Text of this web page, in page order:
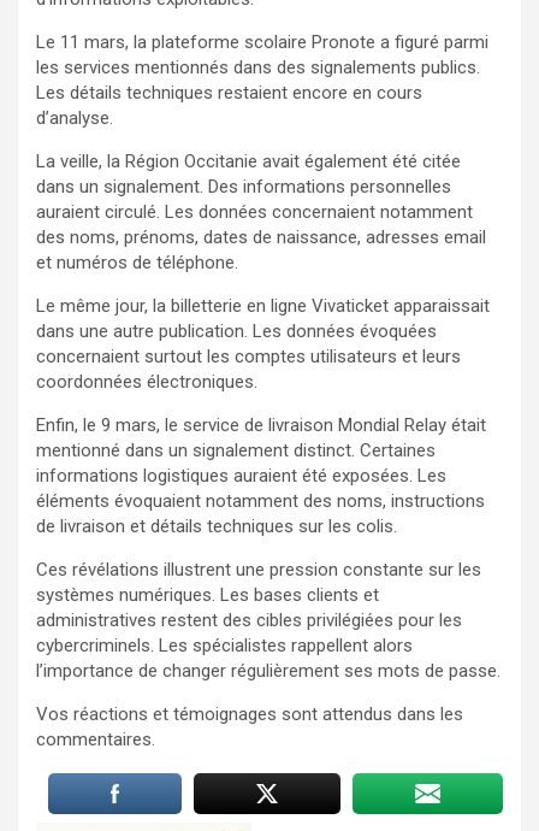
Le 11 mars, la plateforme scolaire Pronote a figuré parmi
les services mentionnés dans des signalements publics.
Les détails techniques restaient encore en cours
d’analyse.
La veille, la Région Occitanie avait également été citée
dans un signalement. Des informations personnelles
auraient circulé. Les données concernaient notamment
des noms, prénoms, dates de naissance, adresses email
et numéros de téléphone.
Le même jour, la billetterie en ligne Vivaticket apparaissait
dans une autre publication. Les données évoquées
concernaient surtout les comptes utilisateurs et leurs
coordonnées électroniques.
Enfin, le 9 mars, le service de livraison Mondial Relay était
mentionné dans un signalement distinct. Certaines
informations logistiques auraient été exposées. Les
éléments évoquaient notamment des noms, instructions
de livraison et détails techniques sur les colis.
Ces révélations illustrent une pression constante sur les
systèmes numériques. Les bases clients et
administratives restent des cibles privilégiées pour les
cybercriminels. Les spécialistes rappellent alors
l’importance de changer régulièrement ses mots de passe.
Vos réactions et témoignages sont attendus dans les
commentaires.